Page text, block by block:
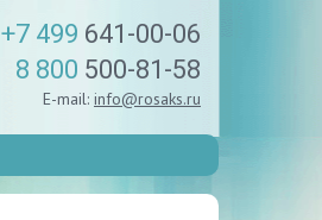
+7 499 641-00-06
8 800 500-81-58
E-mail: info@rosaks.ru